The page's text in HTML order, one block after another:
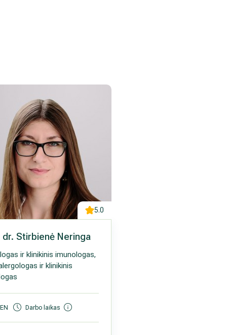
5.0
Stirbienė Neringa
ir klinikinis imunologas,
ir klinikinis
Darbo laikas